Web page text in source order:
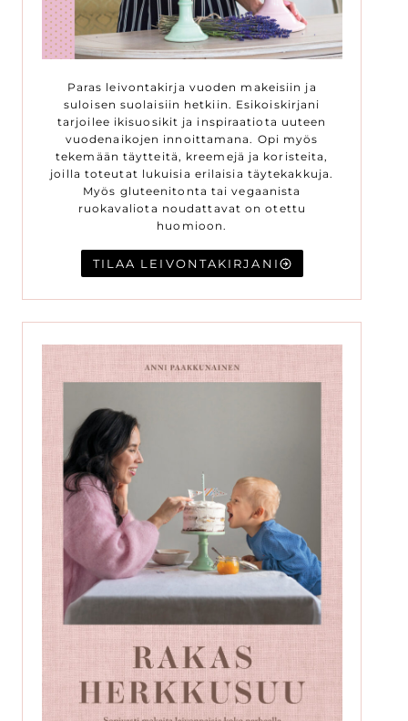
Paras leivontakirja vuoden makeisiin ja
suloisen suolaisiin hetkiin. Esikoiskirjani
tarjoilee ikisuosikit ja inspiraatiota uuteen
vuodenaikojen innoittamana. Opi myös
tekemään täytteitä, kreemejä ja koristeita,
joilla toteutat lukuisia erilaisia täytekakkuja.
Myös gluteenitonta tai vegaanista
ruokavaliota noudattavat on otettu
huomioon.
TILAA LEIVONTAKIRJANI